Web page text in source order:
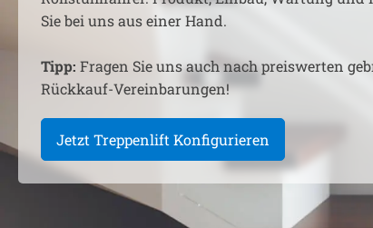
Sie bei uns aus einer Hand.
Tipp: Fragen Sie uns auch nach preiswerten
Rückkauf-Vereinbarungen!
Jetzt Treppenlift Konfigurieren